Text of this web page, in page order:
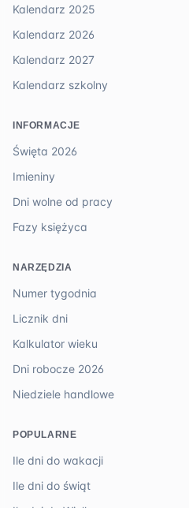
Kalendarz 2025
Kalendarz 2026
Kalendarz 2027
Kalendarz szkolny
INFORMACJE
Święta 2026
Imieniny
Dni wolne od pracy
Fazy księżyca
NARZĘDZIA
Numer tygodnia
Licznik dni
Kalkulator wieku
Dni robocze 2026
Niedziele handlowe
POPULARNE
Ile dni do wakacji
Ile dni do świąt